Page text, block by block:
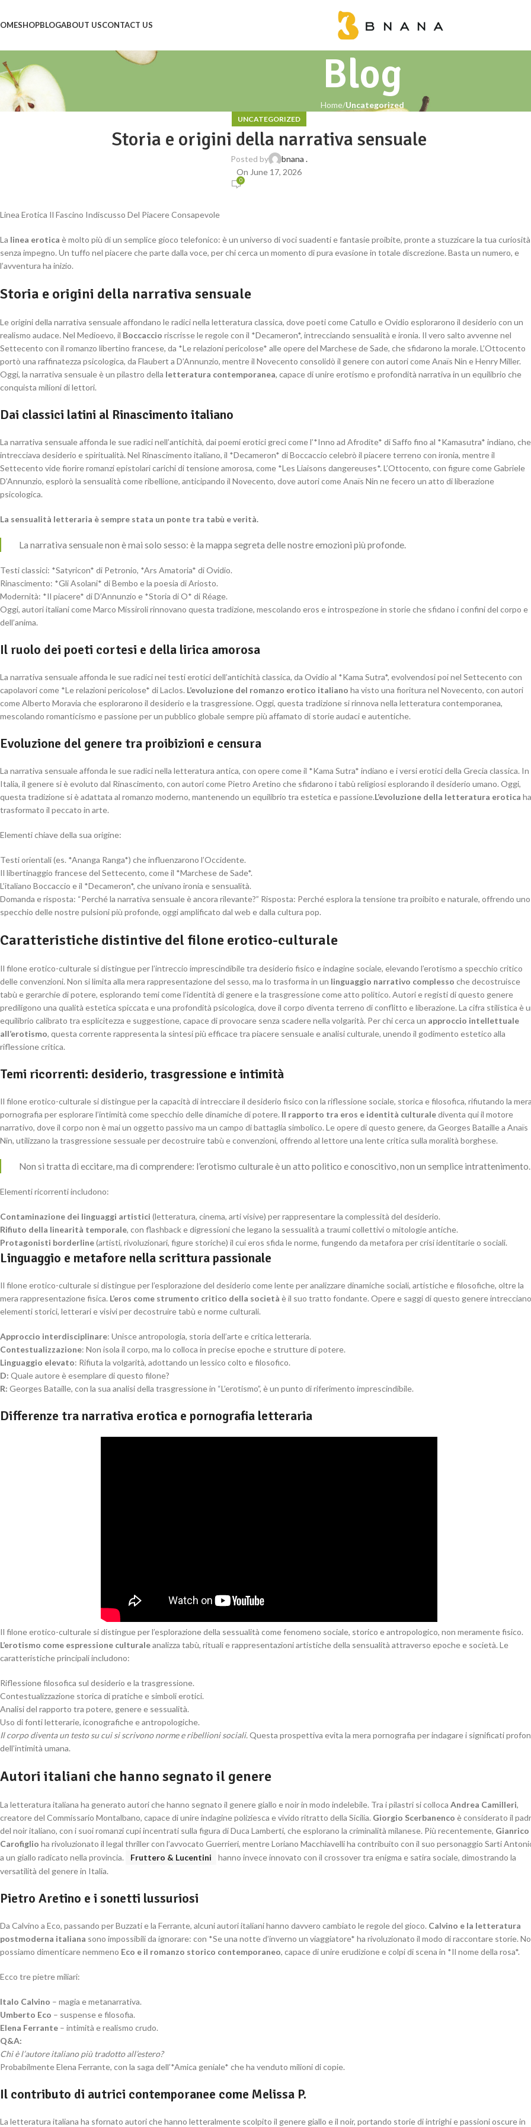
SHOPBLOGABOUT USCONTACT US
Blog
Home Uncategorized
UNCATEGORIZED
Storia e origini della narrativa sensuale
Posted by
bnana .
On June 17, 2026
0
Linea Erotica Il Fascino Indiscusso Del Piacere Consapevole
La linea erotica è molto più di un semplice gioco telefonico: è un universo di voci suadenti e fantasie proibite, pronte a stuzzicare la tua curiosità
senza impegno. Un tuffo nel piacere che parte dalla voce, per chi cerca un momento di pura evasione in totale discrezione. Basta un numero, e
l’avventura ha inizio.
Storia e origini della narrativa sensuale
Le origini della narrativa sensuale affondano le radici nella letteratura classica, dove poeti come Catullo e Ovidio esplorarono il desiderio con un
realismo audace. Nel Medioevo, il Boccaccio riscrisse le regole con il *Decameron*, intrecciando sensualità e ironia. Il vero salto avvenne nel
Settecento con il romanzo libertino francese, da *Le relazioni pericolose* alle opere del Marchese de Sade, che sfidarono la morale. L’Ottocento
portò una raffinatezza psicologica, da Flaubert a D’Annunzio, mentre il Novecento consolidò il genere con autori come Anaïs Nin e Henry Miller.
Oggi, la narrativa sensuale è un pilastro della letteratura contemporanea, capace di unire erotismo e profondità narrativa in un equilibrio che
conquista milioni di lettori.
Dai classici latini al Rinascimento italiano
La narrativa sensuale affonda le sue radici nell’antichità, dai poemi erotici greci come l’*Inno ad Afrodite* di Saffo fino al *Kamasutra* indiano, che
intrecciava desiderio e spiritualità. Nel Rinascimento italiano, il *Decameron* di Boccaccio celebrò il piacere terreno con ironia, mentre il
Settecento vide fiorire romanzi epistolari carichi di tensione amorosa, come *Les Liaisons dangereuses*. L’Ottocento, con figure come Gabriele
D’Annunzio, esplorò la sensualità come ribellione, anticipando il Novecento, dove autori come Anaïs Nin ne fecero un atto di liberazione
psicologica.
La sensualità letteraria è sempre stata un ponte tra tabù e verità.
La narrativa sensuale non è mai solo sesso: è la mappa segreta delle nostre emozioni più profonde.
Testi classici: *Satyricon* di Petronio, *Ars Amatoria* di Ovidio.
Rinascimento: *Gli Asolani* di Bembo e la poesia di Ariosto.
Modernità: *Il piacere* di D’Annunzio e *Storia di O* di Réage.
Oggi, autori italiani come Marco Missiroli rinnovano questa tradizione, mescolando eros e introspezione in storie che sfidano i confini del corpo e
dell’anima.
Il ruolo dei poeti cortesi e della lirica amorosa
La narrativa sensuale affonda le sue radici nei testi erotici dell’antichità classica, da Ovidio al *Kama Sutra*, evolvendosi poi nel Settecento con
capolavori come *Le relazioni pericolose* di Laclos. L’evoluzione del romanzo erotico italiano ha visto una fioritura nel Novecento, con autori
come Alberto Moravia che esplorarono il desiderio e la trasgressione. Oggi, questa tradizione si rinnova nella letteratura contemporanea,
mescolando romanticismo e passione per un pubblico globale sempre più affamato di storie audaci e autentiche.
Evoluzione del genere tra proibizioni e censura
La narrativa sensuale affonda le sue radici nella letteratura antica, con opere come il *Kama Sutra* indiano e i versi erotici della Grecia classica. In
Italia, il genere si è evoluto dal Rinascimento, con autori come Pietro Aretino che sfidarono i tabù religiosi esplorando il desiderio umano. Oggi,
questa tradizione si è adattata al romanzo moderno, mantenendo un equilibrio tra estetica e passione.L’evoluzione della letteratura erotica ha
trasformato il peccato in arte.
Elementi chiave della sua origine:
Testi orientali (es. *Ananga Ranga*) che influenzarono l’Occidente.
Il libertinaggio francese del Settecento, come il *Marchese de Sade*.
L’italiano Boccaccio e il *Decameron*, che univano ironia e sensualità.
Domanda e risposta: “Perché la narrativa sensuale è ancora rilevante?” Risposta: Perché esplora la tensione tra proibito e naturale, offrendo uno
specchio delle nostre pulsioni più profonde, oggi amplificato dal web e dalla cultura pop.
Caratteristiche distintive del filone erotico-culturale
Il filone erotico-culturale si distingue per l’intreccio imprescindibile tra desiderio fisico e indagine sociale, elevando l’erotismo a specchio critico
delle convenzioni. Non si limita alla mera rappresentazione del sesso, ma lo trasforma in un linguaggio narrativo complesso che decostruisce
tabù e gerarchie di potere, esplorando temi come l’identità di genere e la trasgressione come atto politico. Autori e registi di questo genere
prediligono una qualità estetica spiccata e una profondità psicologica, dove il corpo diventa terreno di conflitto e liberazione. La cifra stilistica è
equilibrio calibrato tra esplicitezza e suggestione, capace di provocare senza scadere nella volgarità. Per chi cerca un approccio intellettuale
all’erotismo, questa corrente rappresenta la sintesi più efficace tra piacere sensuale e analisi culturale, unendo il godimento estetico alla
riflessione critica.
Temi ricorrenti: desiderio, trasgressione e intimità
Il filone erotico-culturale si distingue per la capacità di intrecciare il desiderio fisico con la riflessione sociale, storica e filosofica, rifiutando la mera
pornografia per esplorare l’intimità come specchio delle dinamiche di potere. Il rapporto tra eros e identità culturalediventa qui il motore
narrativo, dove il corpo non è mai un oggetto passivo ma un campo di battaglia simbolico. Le opere di questo genere, da Georges Bataille a Anaïs
Nin, utilizzano la trasgressione sessuale per decostruire tabù e convenzioni, offrendo al lettore una lente critica sulla moralità borghese.
Non si tratta di eccitare, ma di comprendere: l’erotismo culturale è un atto politico e conoscitivo, non un semplice intrattenimento.
Elementi ricorrenti includono:
Contaminazione dei linguaggi artistici (letteratura, cinema, arti visive) per rappresentare la complessità del desiderio.
Rifiuto della linearità temporale, con flashback e digressioni che legano la sessualità a traumi collettivi o mitologie antiche.
Protagonisti borderline(artisti, rivoluzionari, figure storiche) il cui eros sfida le norme, fungendo da metafora per crisi identitarie o sociali.
Linguaggio e metafore nella scrittura passionale
Il filone erotico-culturale si distingue per l’esplorazione del desiderio come lente per analizzare dinamiche sociali, artistiche e filosofiche, oltre la
mera rappresentazione fisica. L’eros come strumento critico della società è il suo tratto fondante. Opere e saggi di questo genere intrecciano
elementi storici, letterari e visivi per decostruire tabù e norme culturali.
Approccio interdisciplinare: Unisce antropologia, storia dell’arte e critica letteraria.
Contestualizzazione: Non isola il corpo, ma lo colloca in precise epoche e strutture di potere.
Linguaggio elevato: Rifiuta la volgarità, adottando un lessico colto e filosofico.
D: Quale autore è esemplare di questo filone?
R: Georges Bataille, con la sua analisi della trasgressione in “L’erotismo”, è un punto di riferimento imprescindibile.
Differenze tra narrativa erotica e pornografia letteraria
Il filone erotico-culturale si distingue per l’esplorazione della sessualità come fenomeno sociale, storico e antropologico, non meramente fisico.
L’erotismo come espressione culturaleanalizza tabù, rituali e rappresentazioni artistiche della sensualità attraverso epoche e società. Le
caratteristiche principali includono:
Riflessione filosofica sul desiderio e la trasgressione.
Contestualizzazione storica di pratiche e simboli erotici.
Analisi del rapporto tra potere, genere e sessualità.
Uso di fonti letterarie, iconografiche e antropologiche.
Il corpo diventa un testo su cui si scrivono norme e ribellioni sociali.Questa prospettiva evita la mera pornografia per indagare i significati
dell’intimità umana.
Autori italiani che hanno segnato il genere
La letteratura italiana ha generato autori che hanno segnato il genere giallo e noir in modo indelebile. Tra i pilastri si colloca Andrea Camilleri,
creatore del Commissario Montalbano, capace di unire indagine poliziesca e vivido ritratto della Sicilia. Giorgio Scerbanenco è considerato il
del noir italiano, con i suoi romanzi cupi incentrati sulla figura di Duca Lamberti, che esplorano la criminalità milanese. Più recentemente, Gianrico
Carofiglio ha rivoluzionato il legal thriller con l’avvocato Guerrieri, mentre Loriano Macchiavelli ha contribuito con il suo personaggio Sarti
a un giallo radicato nella provincia.
Fruttero & Lucentini
hanno invece innovato con il crossover tra enigma e satira sociale, dimostrando la
versatilità del genere in Italia.
Pietro Aretino e i sonetti lussuriosi
Da Calvino a Eco, passando per Buzzati e la Ferrante, alcuni autori italiani hanno davvero cambiato le regole del gioco. Calvino e la letteratura
postmoderna italiana sono impossibili da ignorare: con *Se una notte d’inverno un viaggiatore* ha rivoluzionato il modo di raccontare storie.
possiamo dimenticare nemmeno Eco e il romanzo storico contemporaneo, capace di unire erudizione e colpi di scena in *Il nome della rosa*.
Ecco tre pietre miliari:
Italo Calvino – magia e metanarrativa.
Umberto Eco – suspense e filosofia.
Elena Ferrante – intimità e realismo crudo.
Q&A:
Chi è l’autore italiano più tradotto all’estero?
Probabilmente Elena Ferrante, con la saga dell’*Amica geniale* che ha venduto milioni di copie.
Il contributo di autrici contemporanee come Melissa P.
La letteratura italiana ha sfornato autori che hanno letteralmente scolpito il genere giallo e il noir, portando storie di intrighi e passioni oscure in